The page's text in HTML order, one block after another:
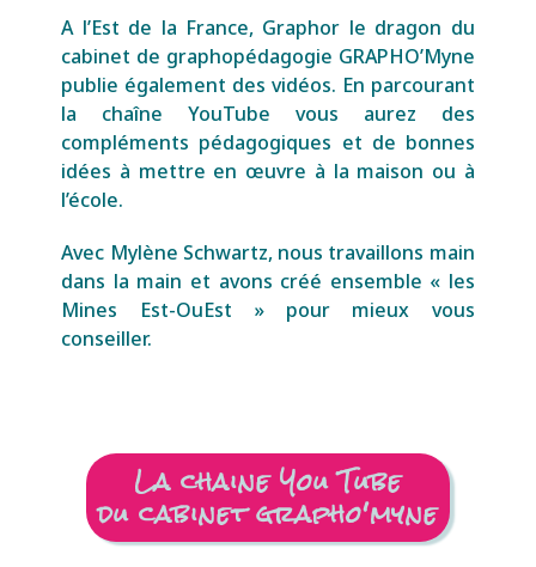
A l’Est de la France, Graphor le dragon du
cabinet de graphopédagogie GRAPHO’Myne
publie également des vidéos. En parcourant
la chaîne YouTube vous aurez des
compléments pédagogiques et de bonnes
idées à mettre en œuvre à la maison ou à
l’école.
Avec Mylène Schwartz, nous travaillons main
dans la main et avons créé ensemble « les
Mines Est-OuEst » pour mieux vous
conseiller.
La chaine You Tube
du cabinet grapho'myne